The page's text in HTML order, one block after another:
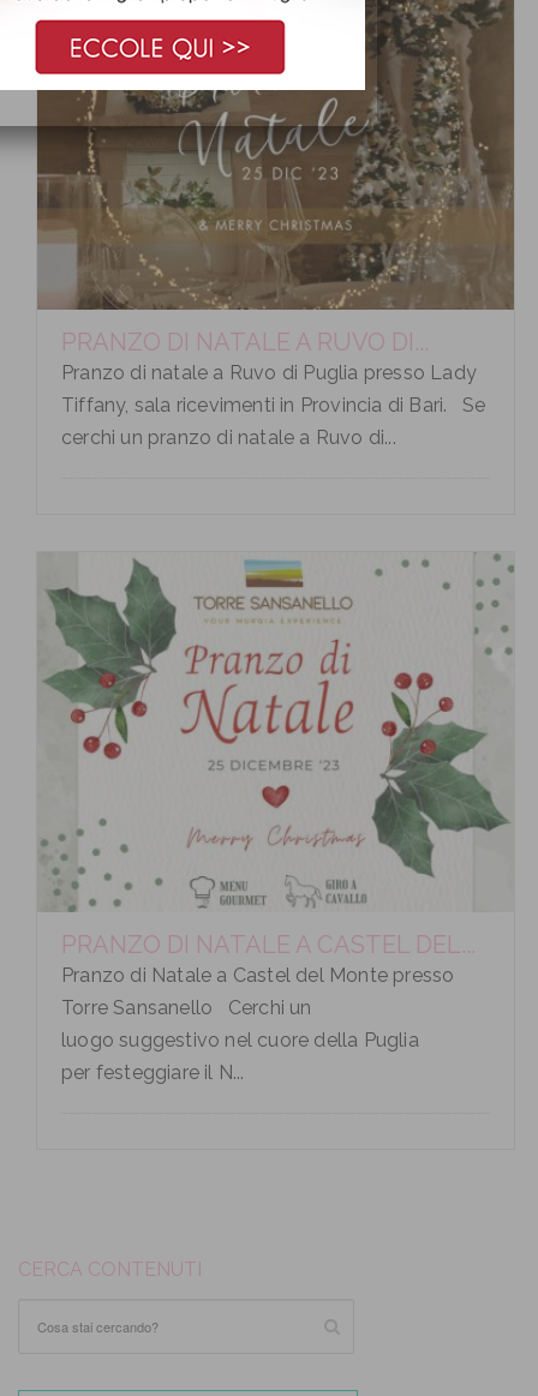
PRANZO DI NATALE A RUVO DI...
Pranzo di natale a Ruvo di Puglia presso Lady
Tiffany, sala ricevimenti in Provincia di Bari. Se
cerchi un pranzo di natale a Ruvo di...
PRANZO DI NATALE A CASTEL DEL...
Pranzo di Natale a Castel del Monte presso
Torre Sansanello Cerchi un
luogo suggestivo nel cuore della Puglia
per festeggiare il N...
CERCA CONTENUTI